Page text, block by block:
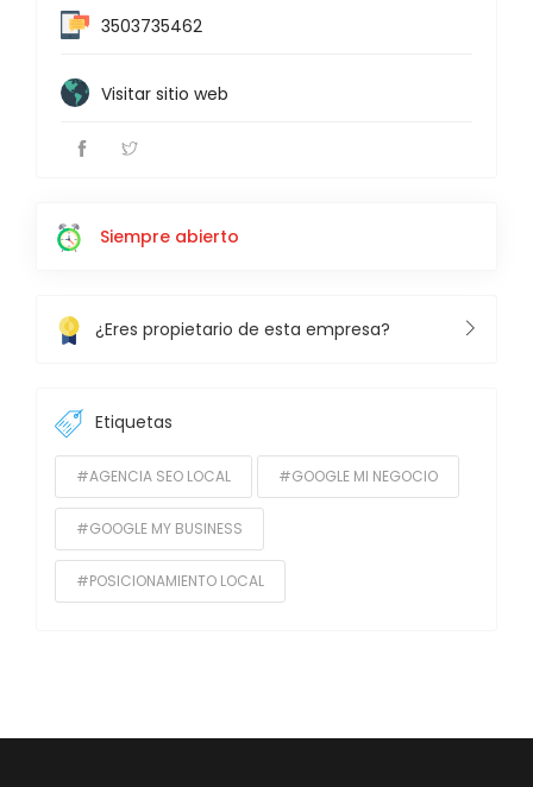
3503735462
Visitar sitio web
Siempre abierto
¿Eres propietario de esta empresa?
Etiquetas
#AGENCIA SEO LOCAL #GOOGLE MI NEGOCIO
#GOOGLE MY BUSINESS
#POSICIONAMIENTO LOCAL